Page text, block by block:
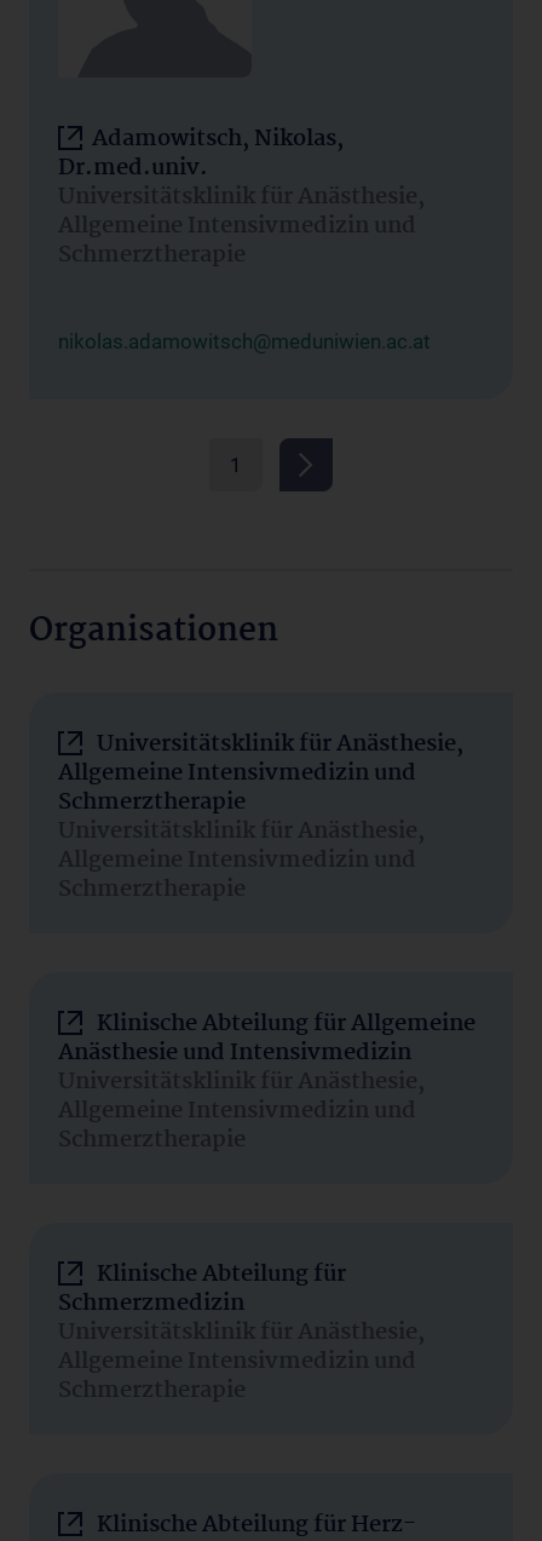
Adamowitsch, Nikolas,
Dr.med.univ.
Universitätsklinik für Anästhesie,
Allgemeine Intensivmedizin und
Schmerztherapie
nikolas.adamowitsch@meduniwien.ac.at
1
Organisationen
Universitätsklinik für Anästhesie,
Allgemeine Intensivmedizin und
Schmerztherapie
Universitätsklinik für Anästhesie,
Allgemeine Intensivmedizin und
Schmerztherapie
Klinische Abteilung für Allgemeine
Anästhesie und Intensivmedizin
Universitätsklinik für Anästhesie,
Allgemeine Intensivmedizin und
Schmerztherapie
Klinische Abteilung für
Schmerzmedizin
Universitätsklinik für Anästhesie,
Allgemeine Intensivmedizin und
Schmerztherapie
Klinische Abteilung für Herz-